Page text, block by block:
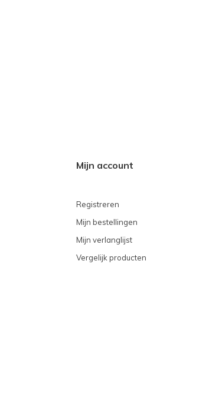
Mijn account
Registreren
Mijn bestellingen
Mijn verlanglijst
Vergelijk producten